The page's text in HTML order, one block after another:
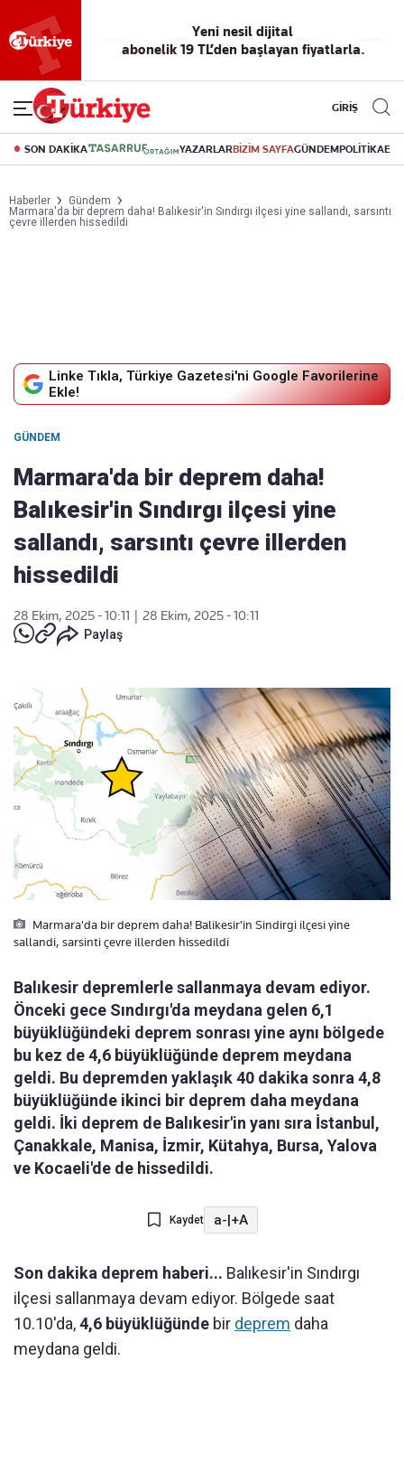
Yeni nesil dijital
abonelik 19 TL’den başlayan fiyatlarla.
GİRİŞ
SON DAKİKA YAZARLARBİZİM SAYFAGÜNDEMPOLİTİKA
Haberler
Gündem
Marmara'da bir deprem daha! Balıkesir'in Sındırgı ilçesi yine sallandı, sarsıntı
çevre illerden hissedildi
Linke Tıkla, Türkiye Gazetesi'ni Google Favorilerine
Ekle!
GÜNDEM
Marmara'da bir deprem daha!
Balıkesir'in Sındırgı ilçesi yine
sallandı, sarsıntı çevre illerden
hissedildi
28 Ekim, 2025 - 10:11
28 Ekim, 2025 - 10:11
Paylaş
Marmara'da bir deprem daha! Balikesir'in Sindirgi ilçesi yine
sallandi, sarsinti çevre illerden hissedildi
Balıkesir depremlerle sallanmaya devam ediyor.
Önceki gece Sındırgı'da meydana gelen 6,1
büyüklüğündeki deprem sonrası yine aynı bölgede
bu kez de 4,6 büyüklüğünde deprem meydana
geldi. Bu depremden yaklaşık 40 dakika sonra 4,8
büyüklüğünde ikinci bir deprem daha meydana
geldi. İki deprem de Balıkesir'in yanı sıra İstanbul,
Çanakkale, Manisa, İzmir, Kütahya, Bursa, Yalova
ve Kocaeli'de de hissedildi.
Kaydet a-|+A
Son dakika deprem haberi... Balıkesir'in Sındırgı
ilçesi sallanmaya devam ediyor. Bölgede saat
10.10'da,4,6 büyüklüğünde bir deprem daha
meydana geldi.